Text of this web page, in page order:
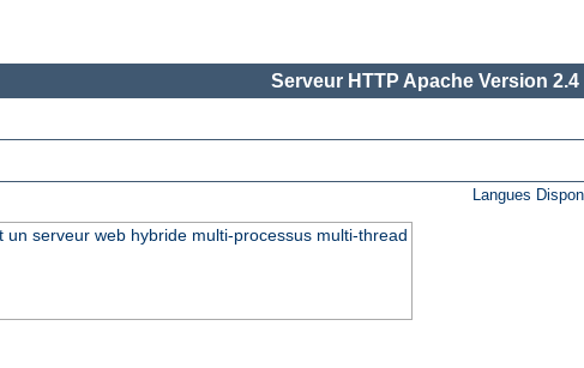
Serveur HTTP Apache Version 2.4
Langues
serveur web hybride multi-processus multi-thread